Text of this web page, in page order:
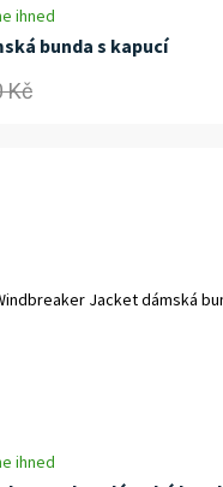
ihned
bunda s kapucí
Kč
ihned